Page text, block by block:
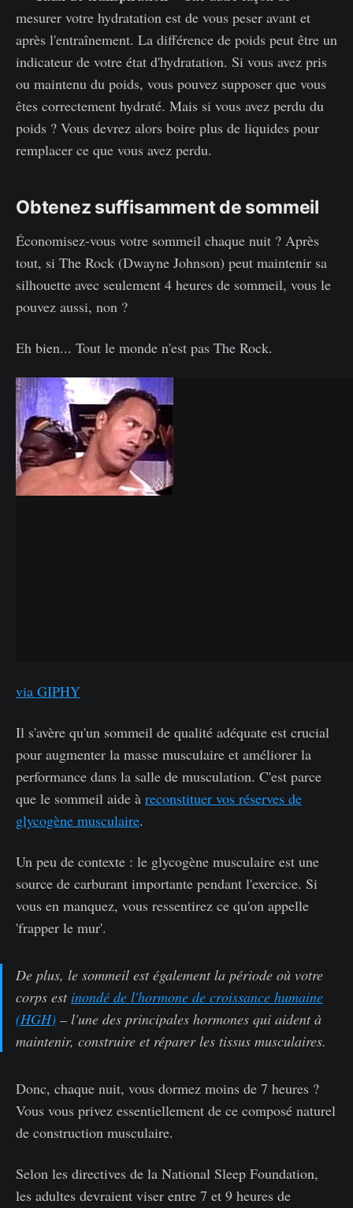
mesurer votre hydratation est de vous peser avant et
après l'entraînement. La différence de poids peut être un
indicateur de votre état d'hydratation. Si vous avez pris
ou maintenu du poids, vous pouvez supposer que vous
êtes correctement hydraté. Mais si vous avez perdu du
poids ? Vous devrez alors boire plus de liquides pour
remplacer ce que vous avez perdu.
Obtenez suffisamment de sommeil
Économisez-vous votre sommeil chaque nuit ? Après
tout, si The Rock (Dwayne Johnson) peut maintenir sa
silhouette avec seulement 4 heures de sommeil, vous le
pouvez aussi, non ?
Eh bien... Tout le monde n'est pas The Rock.
via GIPHY
Il s'avère qu'un sommeil de qualité adéquate est crucial
pour augmenter la masse musculaire et améliorer la
performance dans la salle de musculation. C'est parce
que le sommeil aide à reconstituer vos réserves de
glycogène musculaire.
Un peu de contexte : le glycogène musculaire est une
source de carburant importante pendant l'exercice. Si
vous en manquez, vous ressentirez ce qu'on appelle
'frapper le mur'.
De plus, le sommeil est également la période où votre
corps est inondé de l'hormone de croissance humaine
(HGH) – l'une des principales hormones qui aident à
maintenir, construire et réparer les tissus musculaires.
Donc, chaque nuit, vous dormez moins de 7 heures ?
Vous vous privez essentiellement de ce composé naturel
de construction musculaire.
Selon les directives de la National Sleep Foundation,
les adultes devraient viser entre 7 et 9 heures de